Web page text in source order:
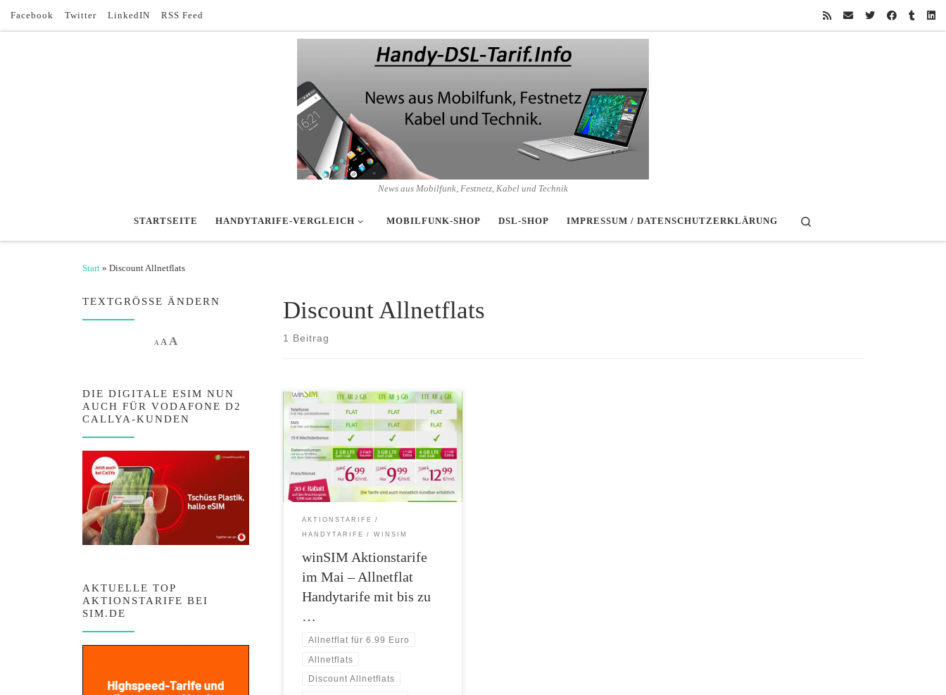
Zum Inhalt springen
Facebook Twitter LinkedIN RSS Feed
News aus Mobilfunk, Festnetz, Kabel und Technik
STARTSEITE HANDYTARIFE-VERGLEICH MOBILFUNK-SHOP DSL-SHOP IMPRESSUM / DATENSCHUTZERKLÄRUNG
Start » Discount Allnetflats
Discount Allnetflats
1 Beitrag
Mai-Sensation bei winSIM – Allnetflat
Handytarif mit 2 GB LTE Datenflat
schon für 6,99 Euro Telefonie- und
SMS-Flat in alle deutschen Fest- und
Handynetze 2, 3 oder 4 GB LTE-
Datenturbo mit bis zu 50 MBit/s 15
Euro Wechselbonus 20 Euro Rabatt auf
AKTIONSTARIFE
HANDYTARIFE WINSIM
winSIM Aktionstarife
im Mai – Allnetflat
Handytarife mit bis zu
…
Allnetflat für 6.99 Euro
Allnetflats
Discount Allnetflats
TEXTGRÖSSE ÄNDERN
A Decrease font size.
AReset font size.
AIncrease font size.
DIE DIGITALE ESIM NUN
AUCH FÜR VODAFONE D2
CALLYA-KUNDEN
AKTUELLE TOP
AKTIONSTARIFE BEI
SIM.DE